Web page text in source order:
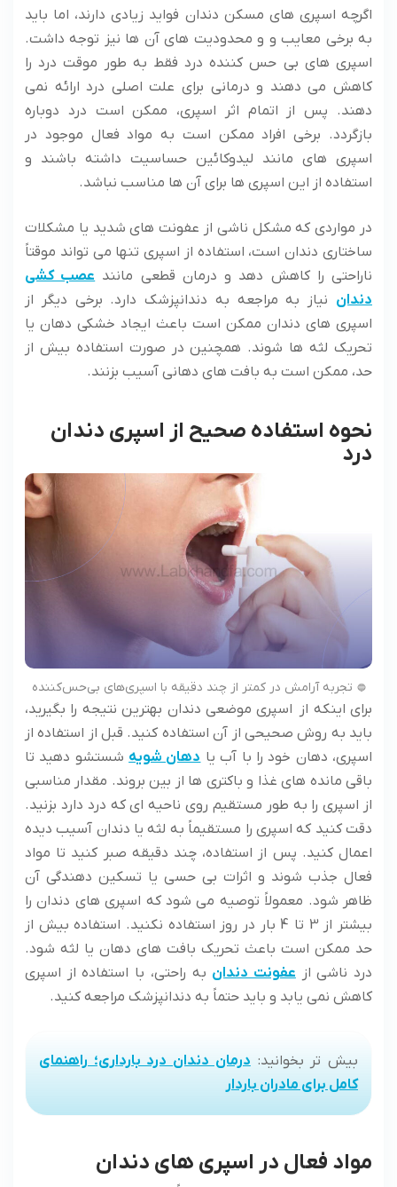
اگرچه اسپری های مسکن دندان فواید زیادی دارند، اما باید
به برخی معایب و و محدودیت های آن ها نیز توجه داشت.
اسپری های بی حس کننده درد فقط به طور موقت درد را
کاهش می دهند و درمانی برای علت اصلی درد ارائه نمی
دهند. پس از اتمام اثر اسپری، ممکن است درد دوباره
بازگردد. برخی افراد ممکن است به مواد فعال موجود در
اسپری های مانند لیدوکائین حساسیت داشته باشند و
استفاده از این اسپری ها برای آن ها مناسب نباشد.
در مواردی که مشکل ناشی از عفونت های شدید یا مشکلات
ساختاری دندان است، استفاده از اسپری تنها می تواند موقتاً
ناراحتی را کاهش دهد و درمان قطعی مانند عصب کشی
دندان نیاز به مراجعه به دندانپزشک دارد. برخی دیگر از
اسپری های دندان ممکن است باعث ایجاد خشکی دهان یا
تحریک لثه ها شوند. همچنین در صورت استفاده بیش از
حد، ممکن است به بافت های دهانی آسیب بزنند.
نحوه استفاده صحیح از اسپری دندان
درد
تجربه آرامش در کمتر از چند دقیقه با اسپری‌های بی‌حس‌کننده
برای اینکه از اسپری موضعی دندان بهترین نتیجه را بگیرید،
باید به روش صحیحی از آن استفاده کنید. قبل از استفاده از
اسپری، دهان خود را با آب یا دهان شویه شستشو دهید تا
باقی مانده های غذا و باکتری ها از بین بروند. مقدار مناسبی
از اسپری را به طور مستقیم روی ناحیه ای که درد دارد بزنید.
دقت کنید که اسپری را مستقیماً به لثه یا دندان آسیب دیده
اعمال کنید. پس از استفاده، چند دقیقه صبر کنید تا مواد
فعال جذب شوند و اثرات بی حسی یا تسکین دهندگی آن
ظاهر شود. معمولاً توصیه می شود که اسپری های دندان را
بیشتر از 3 تا 4 بار در روز استفاده نکنید. استفاده بیش از
حد ممکن است باعث تحریک بافت های دهان یا لثه شود.
درد ناشی از عفونت دندان به راحتی، با استفاده از اسپری
کاهش نمی یابد و باید حتماً به دندانپزشک مراجعه کنید.
بیش تر بخوانید: درمان دندان درد بارداری؛ راهنمای
کامل برای مادران باردار
مواد فعال در اسپری های دندان